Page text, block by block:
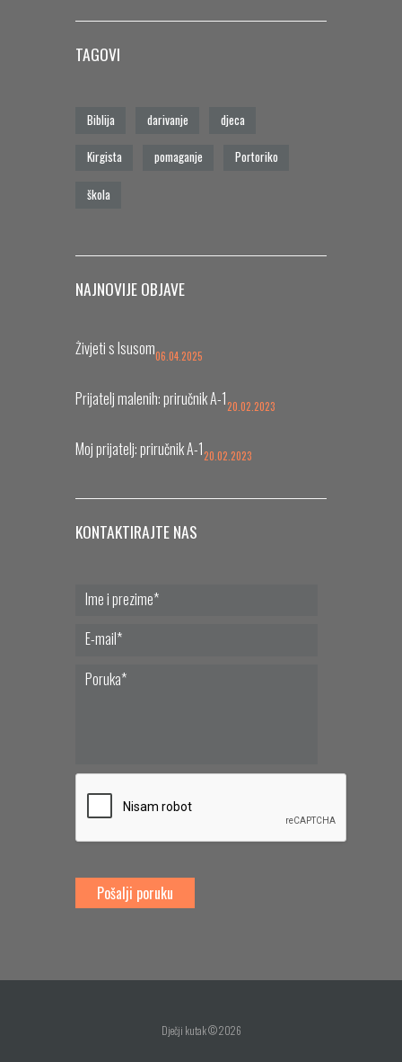
TAGOVI
Biblija darivanje djeca
Kirgista pomaganje Portoriko
škola
NAJNOVIJE OBJAVE
Živjeti s Isusom06.04.2025
Prijatelj malenih: priručnik A-120.02.2023
Moj prijatelj: priručnik A-120.02.2023
KONTAKTIRAJTE NAS
Dječji kutak © 2026